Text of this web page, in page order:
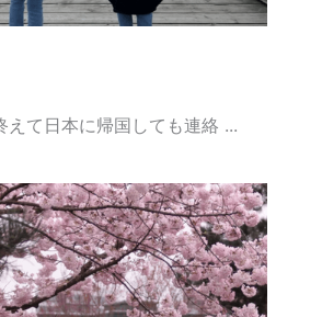
えて日本に帰国しても連絡 ...